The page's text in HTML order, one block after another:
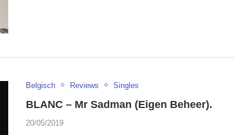
Belgisch Reviews Singles
BLANC – Mr Sadman (Eigen Beheer).
20/05/2019